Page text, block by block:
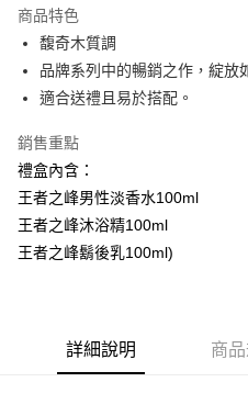
運送方式
付款後全家取貨
每筆NT$80，滿NT$1,000(含以
每筆NT$100，滿NT$1,000(含以
付款後7-11取貨
每筆NT$80，滿NT$1,000(含以上
宅配(全站)
商品特色
馥奇木質調
品牌系列中的暢銷之作，綻放
適合送禮且易於搭配。
銷售重點
禮盒內含：
王者之峰男性淡香水100ml
王者之峰沐浴精100ml
王者之峰鬍後乳100ml)
詳細說明 商